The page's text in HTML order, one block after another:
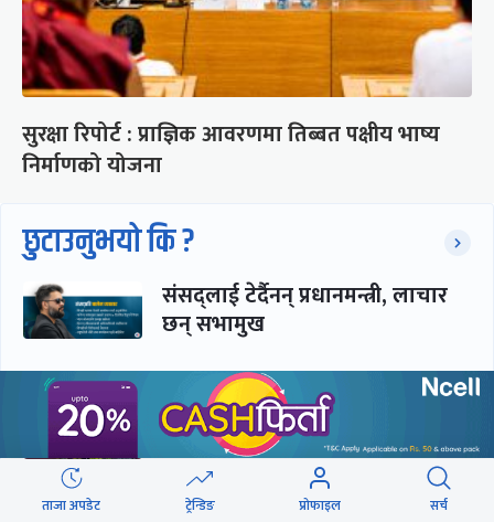
सुरक्षा रिपोर्ट : प्राज्ञिक आवरणमा तिब्बत पक्षीय भाष्य
निर्माणको योजना
छुटाउनुभयो कि ?
संसद्लाई टेर्दैनन् प्रधानमन्त्री, लाचार
छन् सभामुख
‘अस्थायी प्रकृतिको अध्यादेशले ऐनको
व्यवस्था विस्थापित गर्न सक्दैन’
ताजा अपडेट ट्रेन्डिङ प्रोफाइल सर्च